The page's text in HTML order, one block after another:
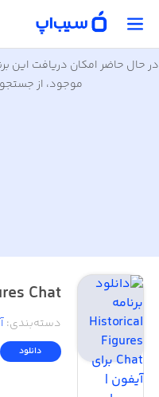
در حال حاضر امکان دریافت این
موجود، از
Chat
دسته‌بندی:
دانلود